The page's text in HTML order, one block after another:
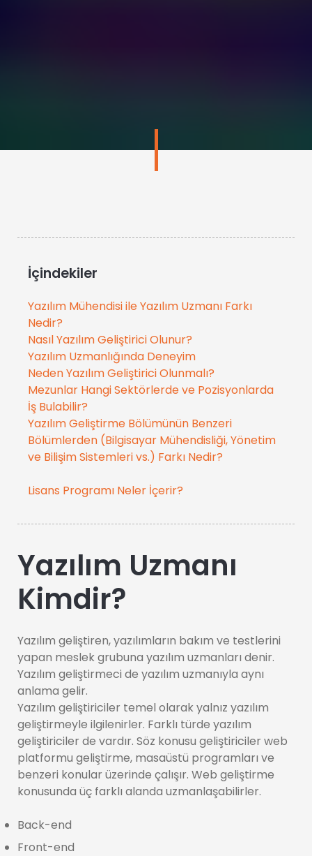
İçindekiler
Yazılım Mühendisi ile Yazılım Uzmanı Farkı
Nedir?
Nasıl Yazılım Geliştirici Olunur?
Yazılım Uzmanlığında Deneyim
Neden Yazılım Geliştirici Olunmalı?
Mezunlar Hangi Sektörlerde ve Pozisyonlarda
İş Bulabilir?
Yazılım Geliştirme Bölümünün Benzeri
Bölümlerden (Bilgisayar Mühendisliği, Yönetim
ve Bilişim Sistemleri vs.) Farkı Nedir?
Lisans Programı Neler İçerir?
Yazılım Uzmanı
Kimdir?
Yazılım geliştiren, yazılımların bakım ve testlerini
yapan meslek grubuna yazılım uzmanları denir.
Yazılım geliştirmeci de yazılım uzmanıyla aynı
anlama gelir.
Yazılım geliştiriciler temel olarak yalnız yazılım
geliştirmeyle ilgilenirler. Farklı türde yazılım
geliştiriciler de vardır. Söz konusu geliştiriciler web
platformu geliştirme, masaüstü programları ve
benzeri konular üzerinde çalışır. Web geliştirme
konusunda üç farklı alanda uzmanlaşabilirler.
Back-end
Front-end